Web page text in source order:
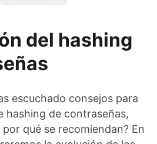
del hashing
escuchado consejos para
hashing de contraseñas,
qué se recomiendan? En